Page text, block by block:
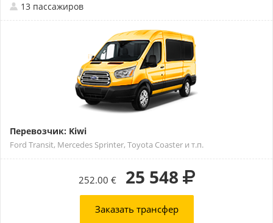
13 пассажиров
Перевозчик: Kiwi
Ford Transit, Mercedes Sprinter, Toyota Coaster и т.п.
252.00 € 25 548
Заказать трансфер